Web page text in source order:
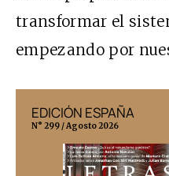
transformar el
empezando por
EDICIÓN ESPAÑA
N° 299 / Agosto 2026